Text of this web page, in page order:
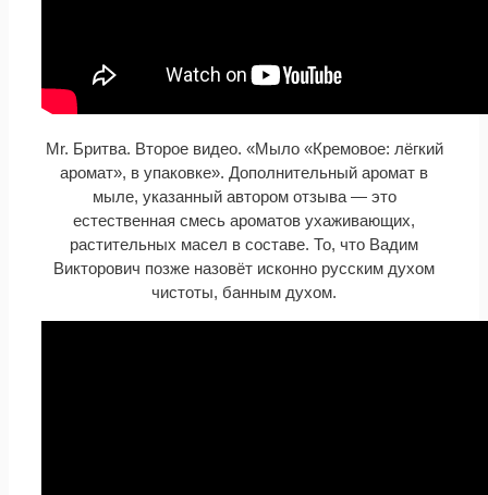
Mr. Бритва. Второе видео. «Мыло «Кремовое: лёгкий
аромат», в упаковке». Дополнительный аромат в
мыле, указанный автором отзыва — это
естественная смесь ароматов ухаживающих,
растительных масел в составе. То, что Вадим
Викторович позже назовёт исконно русским духом
чистоты, банным духом.